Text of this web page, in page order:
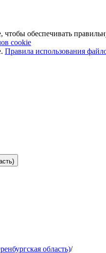
обеспечивать
cookie
Правила использования
область)/